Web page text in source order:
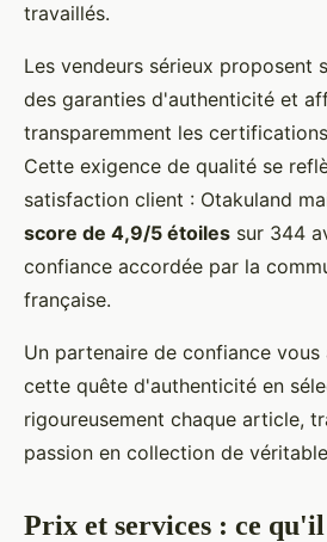
travaillés.
Les vendeurs sérieux proposent
des garanties d'authenticité et
transparemment les
Cette exigence de qualité se
satisfaction client : Otakuland
score de 4,9/5 étoiles sur 344
confiance accordée par la
française.
Un partenaire de confiance
cette quête d'authenticité en
rigoureusement chaque article,
passion en collection de
Prix et services : ce